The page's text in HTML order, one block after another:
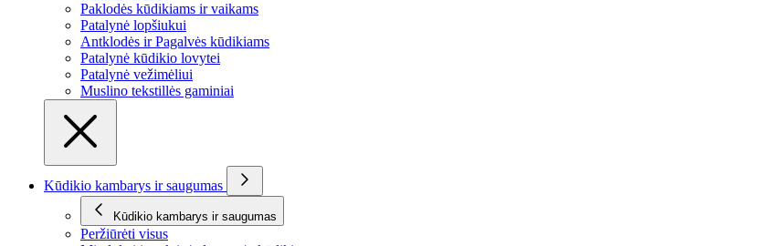
Paklodės kūdikiams ir vaikams
Patalynė lopšiukui
Antklodės ir Pagalvės kūdikiams
Patalynė kūdikio lovytei
Patalynė vežimėliui
Muslino tekstillės gaminiai
Kūdikio kambarys ir saugumas
Kūdikio kambarys ir saugumas
Peržiūrėti visus